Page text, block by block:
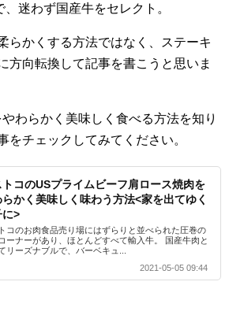
迷わず国産牛をセレクト。
らかくする方法ではなく、ステーキ
方向転換して記事を書こうと思いま
わらかく美味しく食べる方法を知り
をチェックしてみてください。
トコのUSプライムビーフ肩ロース焼肉を
かく美味しく味わう方法<家を出てゆく
に>
コのお肉食品売り場にはずらりと並べられた圧巻の
ーナーがあり、ほとんどすべて輸入牛。 国産牛肉と
リーズナブルで、バーベキュ...
2021-05-05 09:44